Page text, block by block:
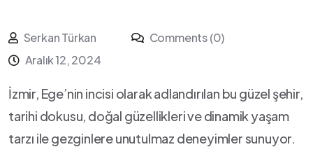
Serkan Türkan
Comments (0)
Aralık 12, 2024
İzmir, Ege’nin incisi olarak adlandırılan bu güzel şehir,‍
tarihi‍ dokusu,‍ doğal ‍güzellikleri ve‌ dinamik yaşam
tarzı ile ​gezginlere unutulmaz deneyimler sunuyor.